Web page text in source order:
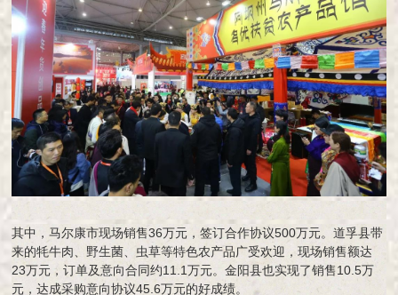
其中，马尔康市现场销售36万元，签订合作协议500万元。道孚县带
来的牦牛肉、野生菌、虫草等特色农产品广受欢迎，现场销售额达
23万元，订单及意向合同约11.1万元。金阳县也实现了销售10.5万
元，达成采购意向协议45.6万元的好成绩。